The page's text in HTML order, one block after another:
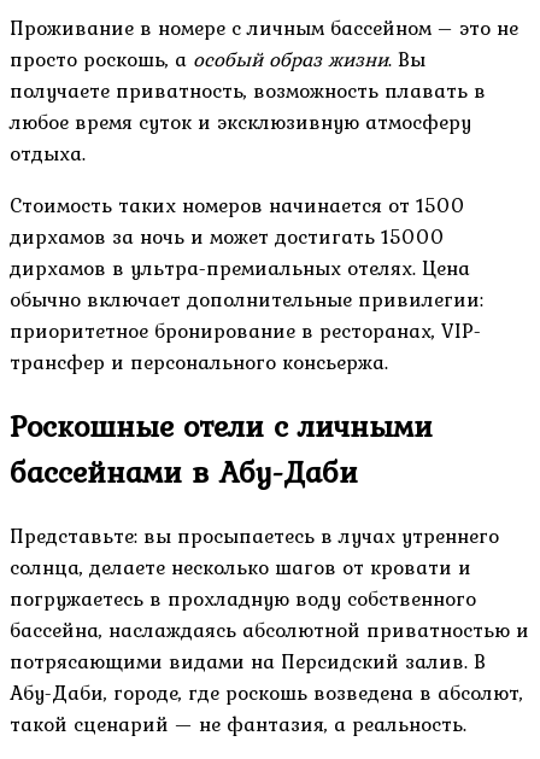
Проживание в номере с личным бассейном – это не
просто роскошь, а особый образ жизни. Вы
получаете приватность, возможность плавать в
любое время суток и эксклюзивную атмосферу
отдыха.
Стоимость таких номеров начинается от 1500
дирхамов за ночь и может достигать 15000
дирхамов в ультра-премиальных отелях. Цена
обычно включает дополнительные привилегии:
приоритетное бронирование в ресторанах, VIP-
трансфер и персонального консьержа.
Роскошные отели с личными
бассейнами в Абу-Даби
Представьте: вы просыпаетесь в лучах утреннего
солнца, делаете несколько шагов от кровати и
погружаетесь в прохладную воду собственного
бассейна, наслаждаясь абсолютной приватностью и
потрясающими видами на Персидский залив. В
Абу-Даби, городе, где роскошь возведена в абсолют,
такой сценарий — не фантазия, а реальность.